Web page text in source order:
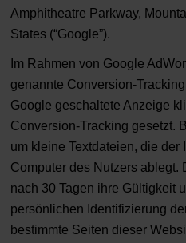
Amphitheatre Parkway,
States (“Google”).
Im Rahmen von Google
genannte Conversion-
Google geschaltete Anzeige
Conversion-Tracking gesetzt.
um kleine Textdateien, die der
Computer des Nutzers ablegt.
nach 30 Tagen ihre Gültigkeit
persönlichen Identifizierung
bestimmte Seiten dieser